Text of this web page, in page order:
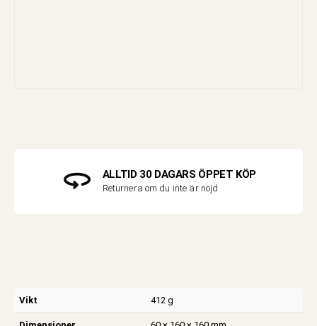
ALLTID 30 DAGARS ÖPPET KÖP
Returnera om du inte är nöjd
Vikt 412 g